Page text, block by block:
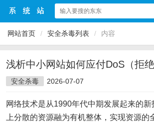
网站首页 / 安全杀毒列表 / 内容
浅析中小网站如何应付DoS（拒
安全杀毒 2026-07-07
网络技术是从1990年代中期发展起来的新
上分散的资源融为有机整体，实现资源的